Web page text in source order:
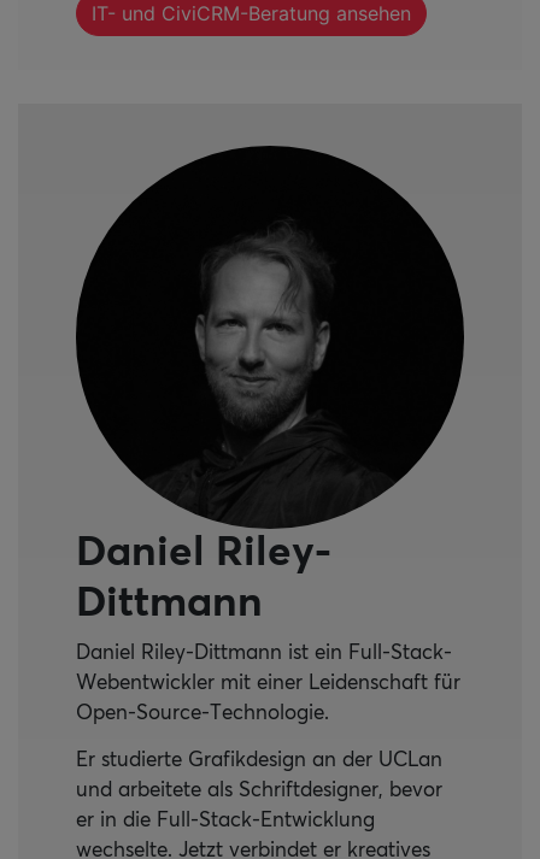
IT- und CiviCRM-Beratung ansehen
Daniel Riley-
Dittmann
Daniel Riley-Dittmann ist ein Full-Stack-
Webentwickler mit einer Leidenschaft für
Open-Source-Technologie.
Er studierte Grafikdesign an der UCLan
und arbeitete als Schriftdesigner, bevor
er in die Full-Stack-Entwicklung
wechselte. Jetzt verbindet er kreatives